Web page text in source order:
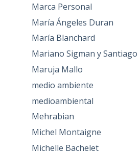
Marca Personal
María Ángeles Duran
María Blanchard
Mariano Sigman y Santiago
Maruja Mallo
medio ambiente
medioambiental
Mehrabian
Michel Montaigne
Michelle Bachelet